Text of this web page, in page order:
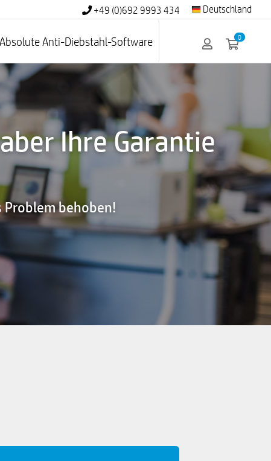
+49 (0)692 9993 434 Deutschland
Absolute Anti-Diebstahl-Software 0
Ihre Garantie
Problem behoben!